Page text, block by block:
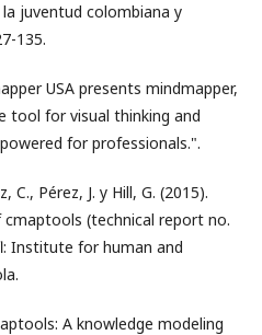
juventud colombiana y
135.
USA presents mindmapper,
tool for visual thinking and
for professionals.".
C., Pérez, J. y Hill, G. (2015).
(technical report no.
Institute for human and
A knowledge modeling